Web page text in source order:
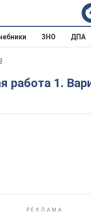
ЗНО ДПА
работа 1.